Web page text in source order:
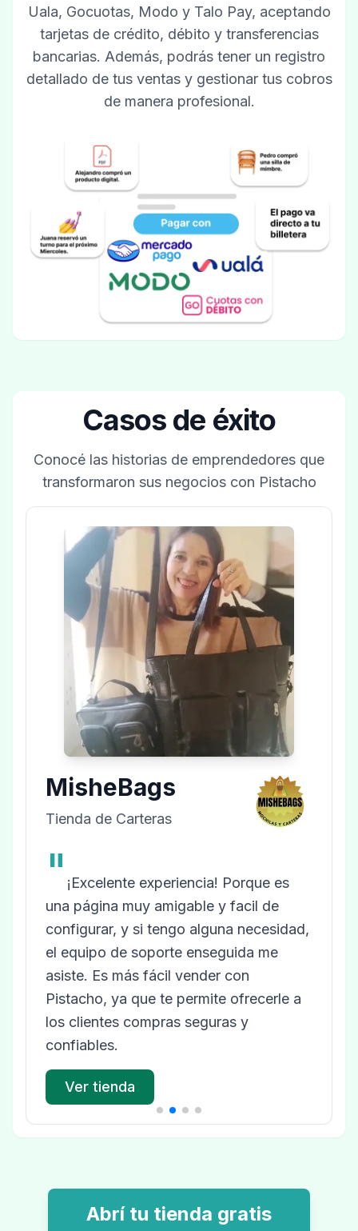
Uala, Gocuotas, Modo y Talo Pay, aceptando
tarjetas de crédito, débito y transferencias
bancarias. Además, podrás tener un registro
detallado de tus ventas y gestionar tus cobros
de manera profesional.
Casos de éxito
Conocé las historias de emprendedores que
transformaron sus negocios con Pistacho
MisheBags
Tienda de Carteras
" ¡Excelente experiencia! Porque es
una página muy amigable y facil de
configurar, y si tengo alguna necesidad,
el equipo de soporte enseguida me
asiste. Es más fácil vender con
Pistacho, ya que te permite ofrecerle a
los clientes compras seguras y
confiables.
Ver tienda
Abrí tu tienda gratis